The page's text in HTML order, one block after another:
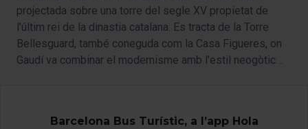
projectada sobre una torre del segle XV propietat de
l’últim rei de la dinastia catalana. Es tracta de la Torre
Bellesguard, també coneguda com la Casa Figueres, on
Gaudí va combinar el modernisme amb l’estil neogòtic
Barcelona Bus Turístic, a l’app Hola